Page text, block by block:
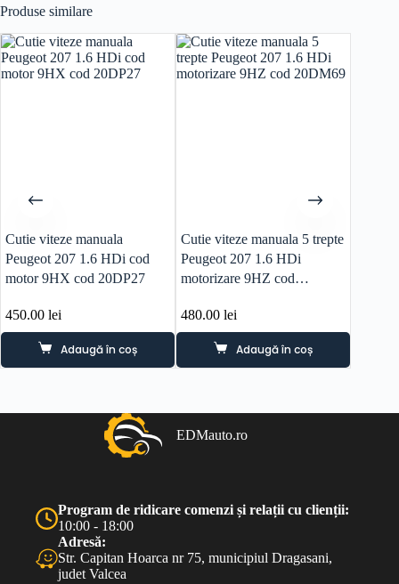
Produse similare
Cutie viteze manuala
Peugeot 207 1.6 HDi cod
motor 9HX cod 20DP27
450.00 lei
Adaugă în coș
Cutie viteze manuala 5 trepte
Peugeot 207 1.6 HDi
motorizare 9HZ cod
480.00lei
Adaugă în coș
EDMauto.ro
Program de ridicare comenzi și relații cu clienții:
10:00 - 18:00
Adresă:
Str. Capitan Hoarca nr 75, municipiul Dragasani,
judet Valcea